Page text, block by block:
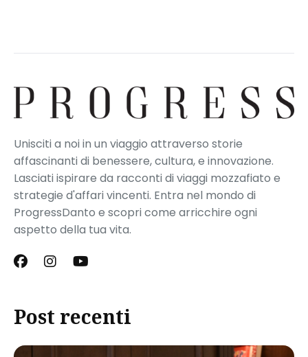
Unisciti a noi in un viaggio attraverso storie
affascinanti di benessere, cultura, e innovazione.
Lasciati ispirare da racconti di viaggi mozzafiato e
strategie d'affari vincenti. Entra nel mondo di
ProgressDanto e scopri come arricchire ogni
aspetto della tua vita.
Post recenti